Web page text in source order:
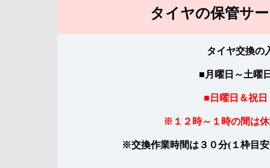
タイヤの保管サ
タイヤ交換の
■月曜日～土曜
■日曜日＆祝
※１２時～１時の間は
※交換作業時間は３０分(１枠目